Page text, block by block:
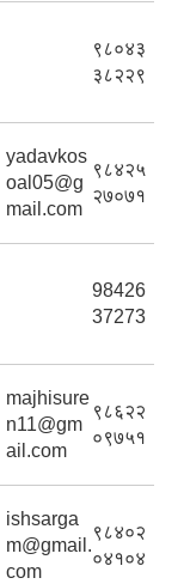
९८०४३
३८२२९
yadavkos
oal05@g
mail.com
९८४२५
२७०७१
98426
37273
majhisure
n11@gm
ail.com
९८६२२
०९७५१
ishsarga
m@gmail.
com
९८४०२
०४१०४